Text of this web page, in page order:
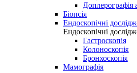
Доплерографія
Біопсія
Ендоскопічні
Ендоскопічні
Гастроскопія
Колоноскопія
Бронхоскопія
Мамографія